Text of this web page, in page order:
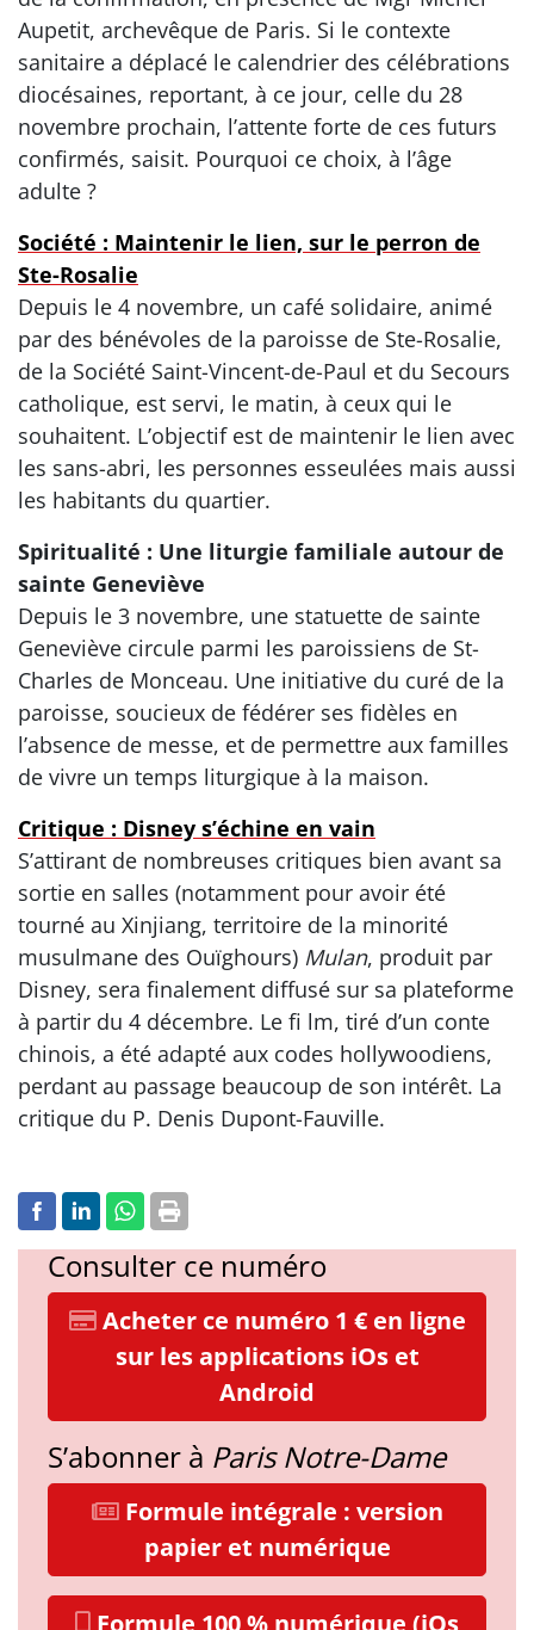
Aupetit, archevêque de Paris. Si le contexte
sanitaire a déplacé le calendrier des célébrations
diocésaines, reportant, à ce jour, celle du 28
novembre prochain, l’attente forte de ces futurs
confirmés, saisit. Pourquoi ce choix, à l’âge
adulte ?
Société : Maintenir le lien, sur le perron de
Ste-Rosalie
Depuis le 4 novembre, un café solidaire, animé
par des bénévoles de la paroisse de Ste-Rosalie,
de la Société Saint-Vincent-de-Paul et du Secours
catholique, est servi, le matin, à ceux qui le
souhaitent. L’objectif est de maintenir le lien avec
les sans-abri, les personnes esseulées mais aussi
les habitants du quartier.
Spiritualité : Une liturgie familiale autour de
sainte Geneviève
Depuis le 3 novembre, une statuette de sainte
Geneviève circule parmi les paroissiens de St-
Charles de Monceau. Une initiative du curé de la
paroisse, soucieux de fédérer ses fidèles en
l’absence de messe, et de permettre aux familles
de vivre un temps liturgique à la maison.
Critique : Disney s’échine en vain
S’attirant de nombreuses critiques bien avant sa
sortie en salles (notamment pour avoir été
tourné au Xinjiang, territoire de la minorité
musulmane des Ouïghours) Mulan, produit par
Disney, sera finalement diffusé sur sa plateforme
à partir du 4 décembre. Le fi lm, tiré d’un conte
chinois, a été adapté aux codes hollywoodiens,
perdant au passage beaucoup de son intérêt. La
critique du P. Denis Dupont-Fauville.
Consulter ce numéro
Acheter ce numéro 1 € en ligne
sur les applications iOs et
Android
S’abonner à Paris Notre-Dame
Formule intégrale : version
papier et numérique
Formule 100 % numérique (iOs